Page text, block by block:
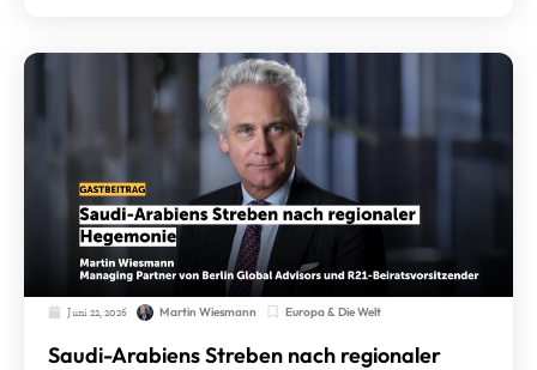
Juni 22, 2026 Martin Wiesmann Europa & Die Welt
Saudi-Arabiens Streben nach regionaler